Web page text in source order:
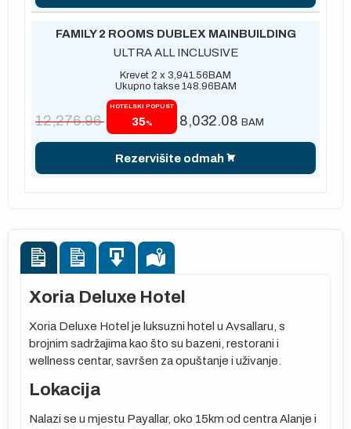
FAMILY 2 ROOMS DUBLEX MAINBUILDING
ULTRA ALL INCLUSIVE
Krevet 2 x 3,941.56 BAM
Ukupno takse 148.96 BAM
12,276.96
HOTELSKI POPUST
35% 8,032.08 BAM
Rezervišite odmah
Xoria Deluxe Hotel
Xoria Deluxe Hotel je luksuzni hotel u Avsallaru, s
brojnim sadržajima kao što su bazeni, restorani i
wellness centar, savršen za opuštanje i uživanje.
Lokacija
Nalazi se u mjestu Payallar, oko 15km od centra Alanje i